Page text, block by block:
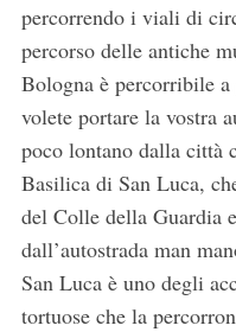
percorrendo i viali di
percorso delle antiche
Bologna è percorribile
volete portare la vostra
poco lontano dalla città
Basilica di San Luca,
del Colle della Guardia
dall’autostrada man
San Luca è uno degli
tortuose che la